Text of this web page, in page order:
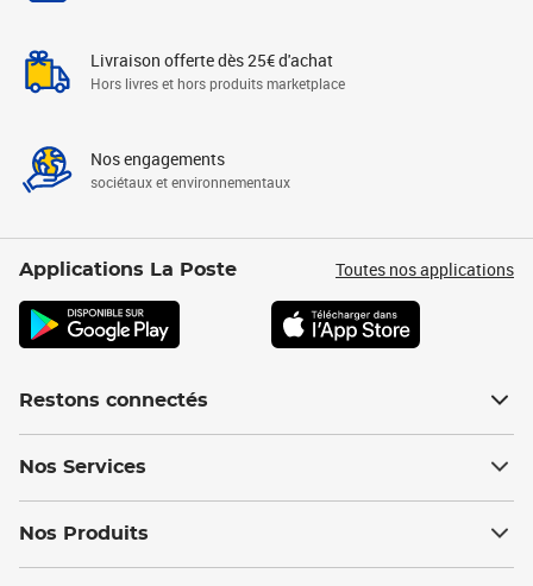
Livraison offerte dès 25€ d'achat
Hors livres et hors produits marketplace
Nos engagements
sociétaux et environnementaux
Applications La Poste Toutes nos applications
Restons connectés
Nos Services
Nos Produits